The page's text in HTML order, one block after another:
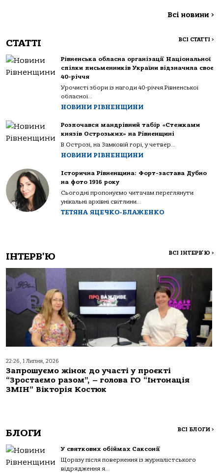
Всі новини >
СТАТТІ ВСІ СТАТТІ >
Рівненська обласна організації Національної
спілки письменників України відзначила своє
40-річчя
Урочисті збори із нагоди 40-річчя Рівненської
обласної...
НОВИНИ РІВНЕНЩИНИ
Розпочався мандрівний табір «Стежками
князів Острозьких» на Рівненщині
В Острозі, на Замковій горі, у четвер...
НОВИНИ РІВНЕНЩИНИ
Історична Рівненщина: Форт-застава Дубно
на фото 1916 року
Сьогодні пропонуємо читачам переглянути
унікальні архівні світлини...
ТЕТЯНА ЯЦЕЧКО-БЛАЖЕНКО
ІНТЕРВ'Ю ВСІ ІНТЕРВ'Ю >
22:26, 1 Липня, 2026
Запрошуємо жінок до участі у проєкті
“Зростаємо разом”, – голова ГО “Інтонація
ЗМІН” Вікторія Костюк
БЛОГИ ВСІ БЛОГИ >
У святкових обіймах Саксонії
Щоразу після повернення із журналістського
відрядження я...